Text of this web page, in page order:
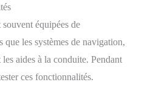
équipées de
que les systèmes de navigation,
aides à la conduite. Pendant
ces fonctionnalités.